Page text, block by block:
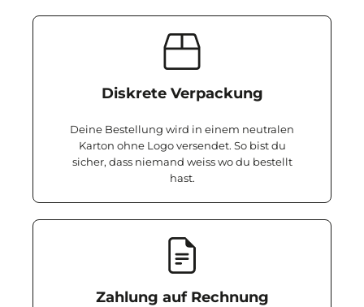
Diskrete Verpackung
Deine Bestellung wird in einem neutralen
Karton ohne Logo versendet. So bist du
sicher, dass niemand weiss wo du bestellt
hast.
Zahlung auf Rechnung